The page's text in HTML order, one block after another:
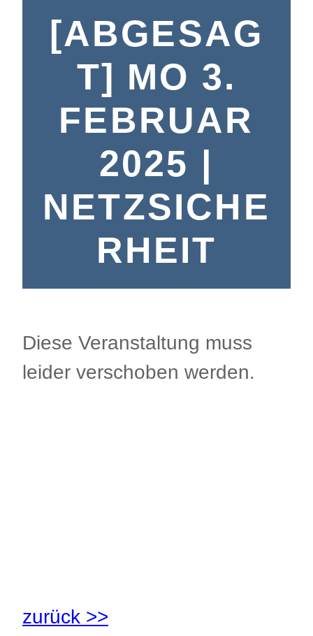
[ABGESAG
T] MO 3.
FEBRUAR
2025 |
NETZSICHE
RHEIT
Diese Veranstaltung muss
leider verschoben werden.
zurück >>